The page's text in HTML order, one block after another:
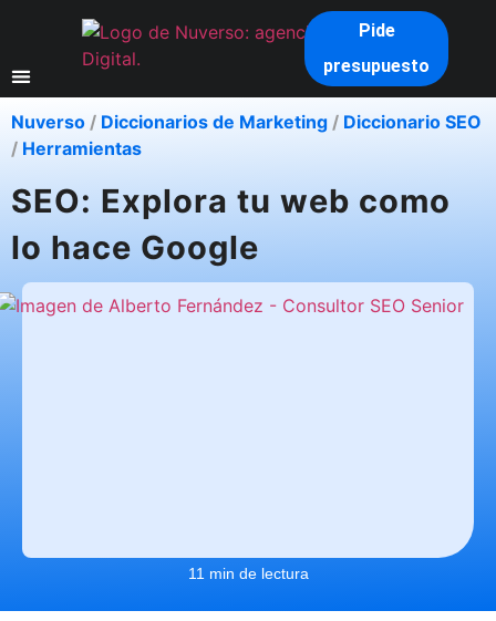
Pide
presupuesto
Nuverso / Diccionarios de Marketing / Diccionario SEO
/ Herramientas
SEO: Explora tu web como
lo hace Google
11 min de lectura